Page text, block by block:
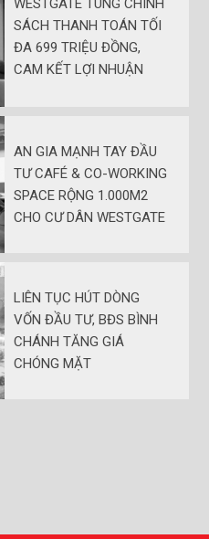
vào năm 2023 mới đóng
vay đến khi nhận nhà là
AGG ĐƯỢC XẾP HẠNG
TÍN NHIỆM Ở MỨC ĐIỂM
CAM KẾT LỢI NHUẬN